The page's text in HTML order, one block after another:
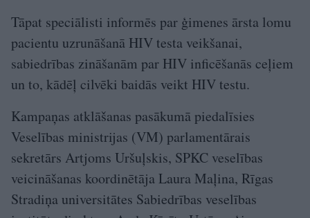
Tāpat speciālisti informēs par ģimenes ārsta lomu
pacientu uzrunāšanā HIV testa veikšanai,
sabiedrības zināšanām par HIV inficēšanās ceļiem
un to, kādēļ cilvēki baidās veikt HIV testu.
Kampaņas atklāšanas pasākumā piedalīsies
Veselības ministrijas (VM) parlamentārais
sekretārs Artjoms Uršuļskis, SPKC veselības
veicināšanas koordinētāja Laura Maļina, Rīgas
Stradiņa universitātes Sabiedrības veselības